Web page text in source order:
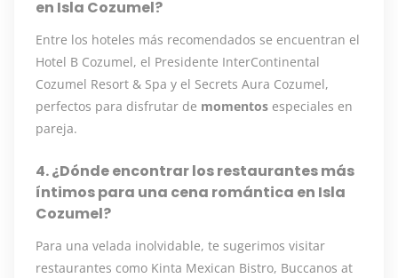
en Isla Cozumel?
Entre los hoteles más recomendados se encuentran el
Hotel B Cozumel, el Presidente InterContinental
Cozumel Resort & Spa y el Secrets Aura Cozumel,
perfectos para disfrutar de momentos especiales en
pareja.
4. ¿Dónde encontrar los restaurantes más
íntimos para una cena romántica en Isla
Cozumel?
Para una velada inolvidable, te sugerimos visitar
restaurantes como Kinta Mexican Bistro, Buccanos at